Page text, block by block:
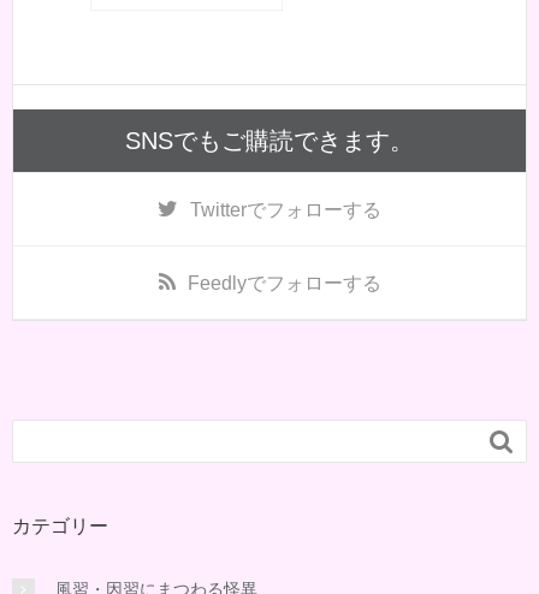
SNSでもご購読できます。
Twitterでフォローする
Feedlyでフォローする

カテゴリー
風習・因習にまつわる怪異